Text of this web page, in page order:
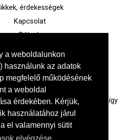
a weboldalunkon
használunk az adatok
megfelelő működésének
a weboldal
érdekében. Kérjük,
használatához járul
el valamennyi sütit
elvégzése
érdekességek
Kapcsolat
Rólunk
Kérdésed van?
+36 30 285 0905
termékismerettel rendelkeznek, így
bátran fordulhatsz hozzájuk.